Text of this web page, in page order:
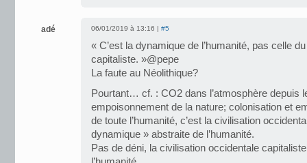
adé 06/01/2019 à 13:16 | #5
« C’est la dynamique de l’humanité, pas celle
capitaliste. »@pepe
La faute au Néolithique?
Pourtant… cf. : CO2 dans l’atmosphère depuis
empoisonnement de la nature; colonisation et
de toute l’humanité, c’est la civilisation
dynamique » abstraite de l’humanité.
Pas de déni, la civilisation occidentale